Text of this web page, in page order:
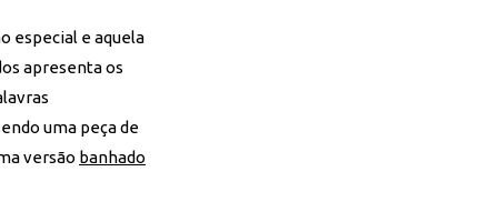
especial e aquela
apresenta os
uma peça de
versão banhado